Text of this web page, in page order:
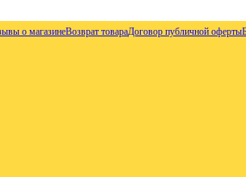
о магазинеВозврат товараДоговор публичной оферты